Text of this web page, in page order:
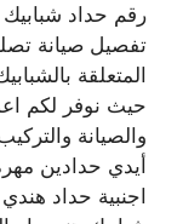
رقم حداد
تفصيل صيانة
المتعلقة
حيث نوفر لكم
والصيانة
أيدي حدادين
اجنبية حداد